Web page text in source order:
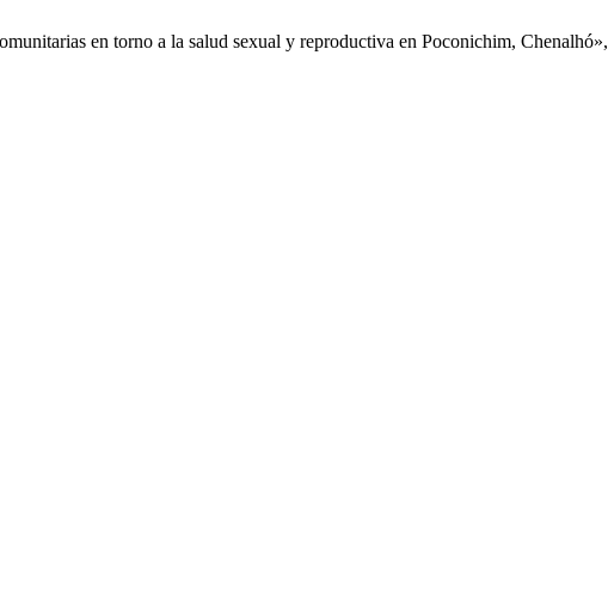
en torno a la salud sexual y reproductiva en Poconichim, Chenalhó»,